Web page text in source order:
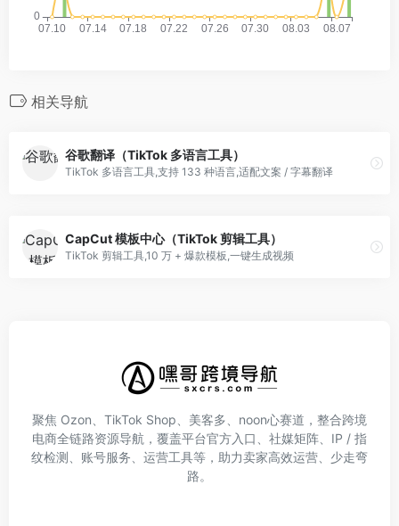
相关导航
谷歌翻译（TikTok 多语言工具）
TikTok 多语言工具,支持 133 种语言,适配文案 / 字幕翻译
CapCut 模板中心（TikTok 剪辑工具）
TikTok 剪辑工具,10 万 + 爆款模板,一键生成视频
聚焦 Ozon、TikTok Shop、美客多、noon心赛道，整合跨境
电商全链路资源导航，覆盖平台官方入口、社媒矩阵、IP / 指
纹检测、账号服务、运营工具等，助力卖家高效运营、少走弯
路。